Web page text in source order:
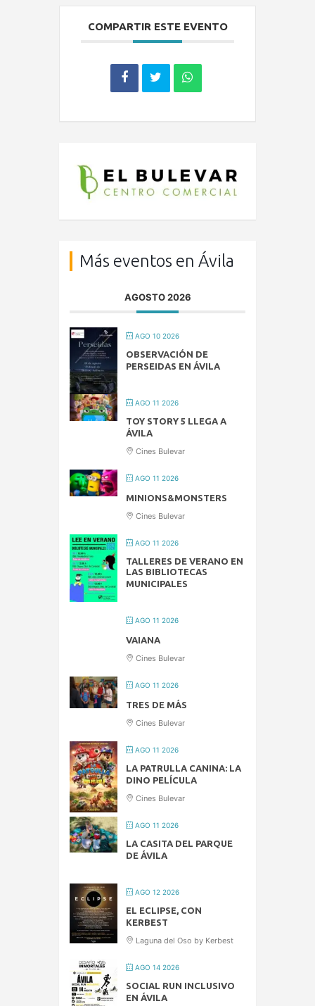
COMPARTIR ESTE EVENTO
Más eventos en Ávila
AGOSTO 2026
AGO 10 2026
OBSERVACIÓN DE
PERSEIDAS EN ÁVILA
AGO 11 2026
TOY STORY 5 LLEGA A
ÁVILA
Cines Bulevar
AGO 11 2026
MINIONS&MONSTERS
Cines Bulevar
AGO 11 2026
TALLERES DE VERANO EN
LAS BIBLIOTECAS
MUNICIPALES
AGO 11 2026
VAIANA
Cines Bulevar
AGO 11 2026
TRES DE MÁS
Cines Bulevar
AGO 11 2026
LA PATRULLA CANINA: LA
DINO PELÍCULA
Cines Bulevar
AGO 11 2026
LA CASITA DEL PARQUE
DE ÁVILA
AGO 12 2026
EL ECLIPSE, CON
KERBEST
Laguna del Oso by Kerbest
AGO 14 2026
SOCIAL RUN INCLUSIVO
EN ÁVILA